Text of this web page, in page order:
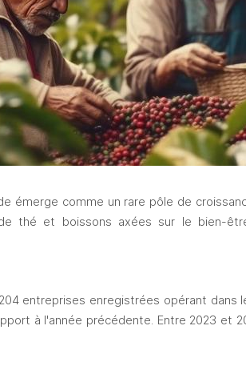
émerge comme un rare pôle de
thé et boissons axées sur le bien-
entreprises enregistrées opérant
à l'année précédente. Entre 2023 et